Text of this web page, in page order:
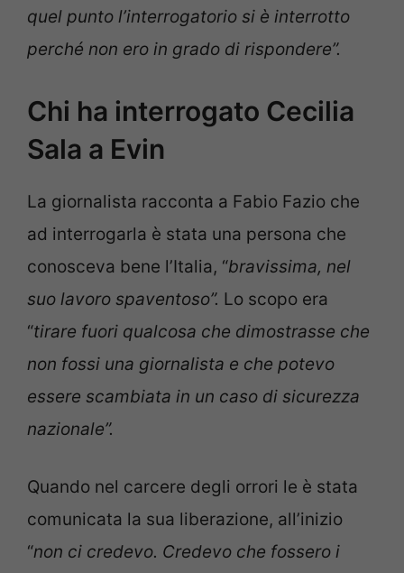
quel punto l’interrogatorio si è interrotto
perché non ero in grado di rispondere”.
Chi ha interrogato Cecilia
Sala a Evin
La giornalista racconta a Fabio Fazio che
ad interrogarla è stata una persona che
conosceva bene l’Italia, “bravissima, nel
suo lavoro spaventoso”. Lo scopo era
“tirare fuori qualcosa che dimostrasse che
non fossi una giornalista e che potevo
essere scambiata in un caso di sicurezza
nazionale”.
Quando nel carcere degli orrori le è stata
comunicata la sua liberazione, all’inizio
“non ci credevo. Credevo che fossero i